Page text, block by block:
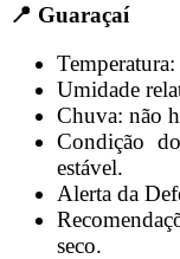
📍 Guaraçaí
Umidade
Chuva: não
Condição
estável.
Alerta da
seco.